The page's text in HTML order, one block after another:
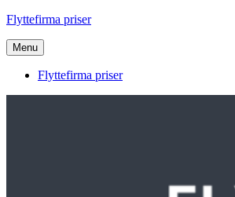
Videre
indhold
Flyttefirma priser
Menu
Flyttefirma priser